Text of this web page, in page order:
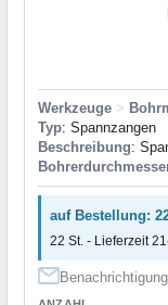
Werkzeuge >
Typ: Spannzangen
Beschreibung:
auf Bestellung:
22 St. - Lieferzeit